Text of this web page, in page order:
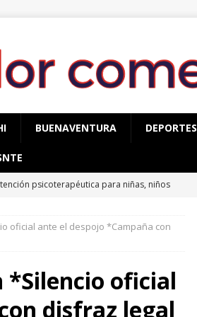
BUENAVENTURA DEPORTES
psicoterapéutica para niñas, niños
KIA con reporte de robo
de las Barrancas del Cobre – Contacto
oficial ante el despojo *Campaña con
*Silencio oficial
disfraz legal